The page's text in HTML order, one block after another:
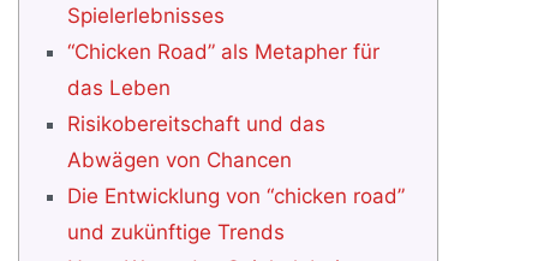
Spielerlebnisses
“Chicken Road” als Metapher für
das Leben
Risikobereitschaft und das
Abwägen von Chancen
Die Entwicklung von “chicken road”
und zukünftige Trends